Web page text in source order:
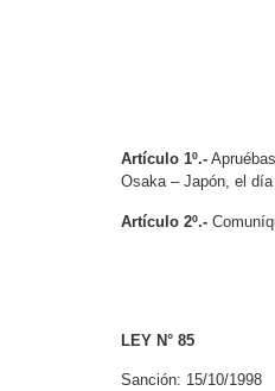
Artículo 1º.-
Osaka – Japón, el
Artículo 2º.-
LEY N° 85
Sanción: 15/10/1998